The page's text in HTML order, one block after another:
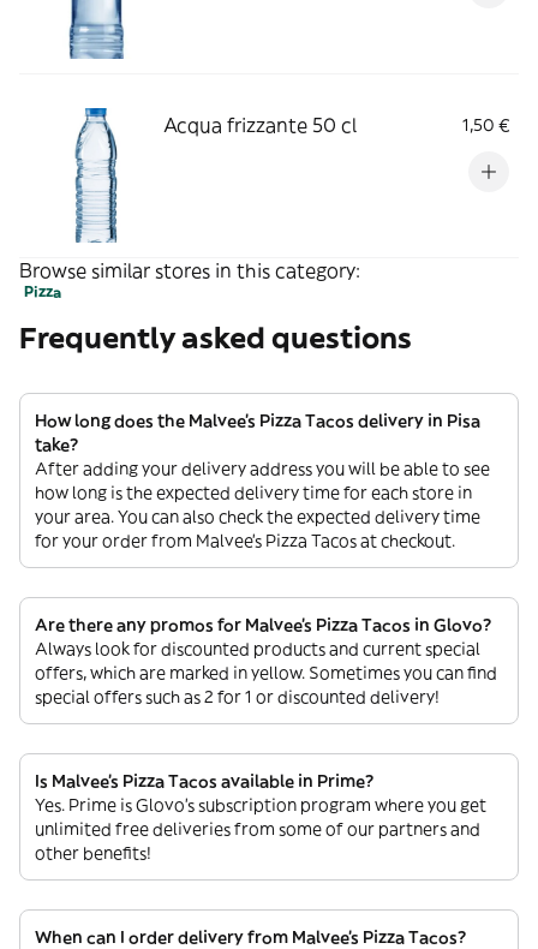
Acqua frizzante 50 cl 1,50 €
Browse similar stores in this category:
Pizza
Frequently asked questions
How long does the Malvee’s Pizza Tacos delivery in Pisa
take?
After adding your delivery address you will be able to see
how long is the expected delivery time for each store in
your area. You can also check the expected delivery time
for your order from Malvee’s Pizza Tacos at checkout.
Are there any promos for Malvee’s Pizza Tacos in Glovo?
Always look for discounted products and current special
offers, which are marked in yellow. Sometimes you can find
special offers such as 2 for 1 or discounted delivery!
Is Malvee’s Pizza Tacos available in Prime?
Yes. Prime is Glovo’s subscription program where you get
unlimited free deliveries from some of our partners and
other benefits!
When can I order delivery from Malvee’s Pizza Tacos?